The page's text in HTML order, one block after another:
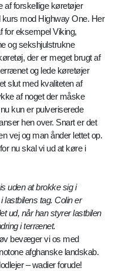
af forskellige køretøjer
mod Highway One. Her
for eksempel Viking,
og sekshjulstrukne
der er meget brugt af
og lede køretøjer
slut med kvaliteten af
af noget der måske
kun er pulveriserede
hen over. Snart er det
vej og man ånder lettet op.
nu skal vi ud at køre i
uden at brokke sig i
tag. Colin er
ud, når han styrer lastbilen
i terrænet.
bevæger vi os med
afghanske landskab.
– wadier forude!